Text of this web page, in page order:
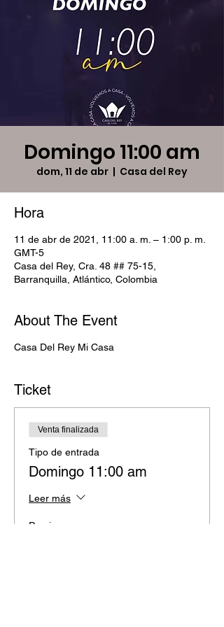
Domingo 11:00 am
dom, 11 de abr
  |
Casa del Rey
Hora
11 de abr de 2021, 11:00 a. m. – 1:00 p. m.
GMT-5
Casa del Rey, Cra. 48 ## 75-15,
Barranquilla, Atlántico, Colombia
About The Event
Casa Del Rey Mi Casa
Ticket
Venta finalizada
Tipo de entrada
Domingo 11:00 am
Leer más
Precio